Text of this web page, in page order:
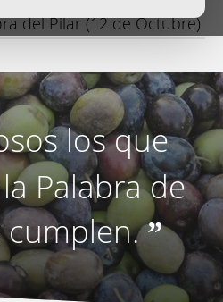
del Pilar (12 de Octubre)
los que
Palabra de
cumplen.”